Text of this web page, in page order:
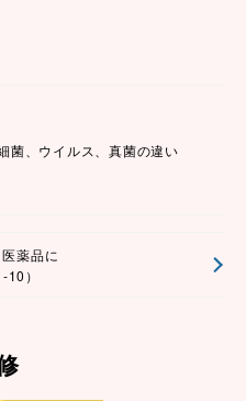
菌、ウイルス、真菌の違い
薬品に
）